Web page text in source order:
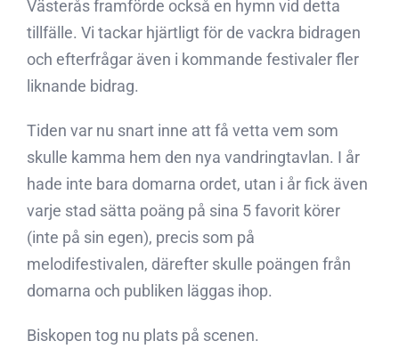
Västerås framförde också en hymn vid detta
tillfälle. Vi tackar hjärtligt för de vackra bidragen
och efterfrågar även i kommande festivaler fler
liknande bidrag.
Tiden var nu snart inne att få vetta vem som
skulle kamma hem den nya vandringtavlan. I år
hade inte bara domarna ordet, utan i år fick även
varje stad sätta poäng på sina 5 favorit körer
(inte på sin egen), precis som på
melodifestivalen, därefter skulle poängen från
domarna och publiken läggas ihop.
Biskopen tog nu plats på scenen.